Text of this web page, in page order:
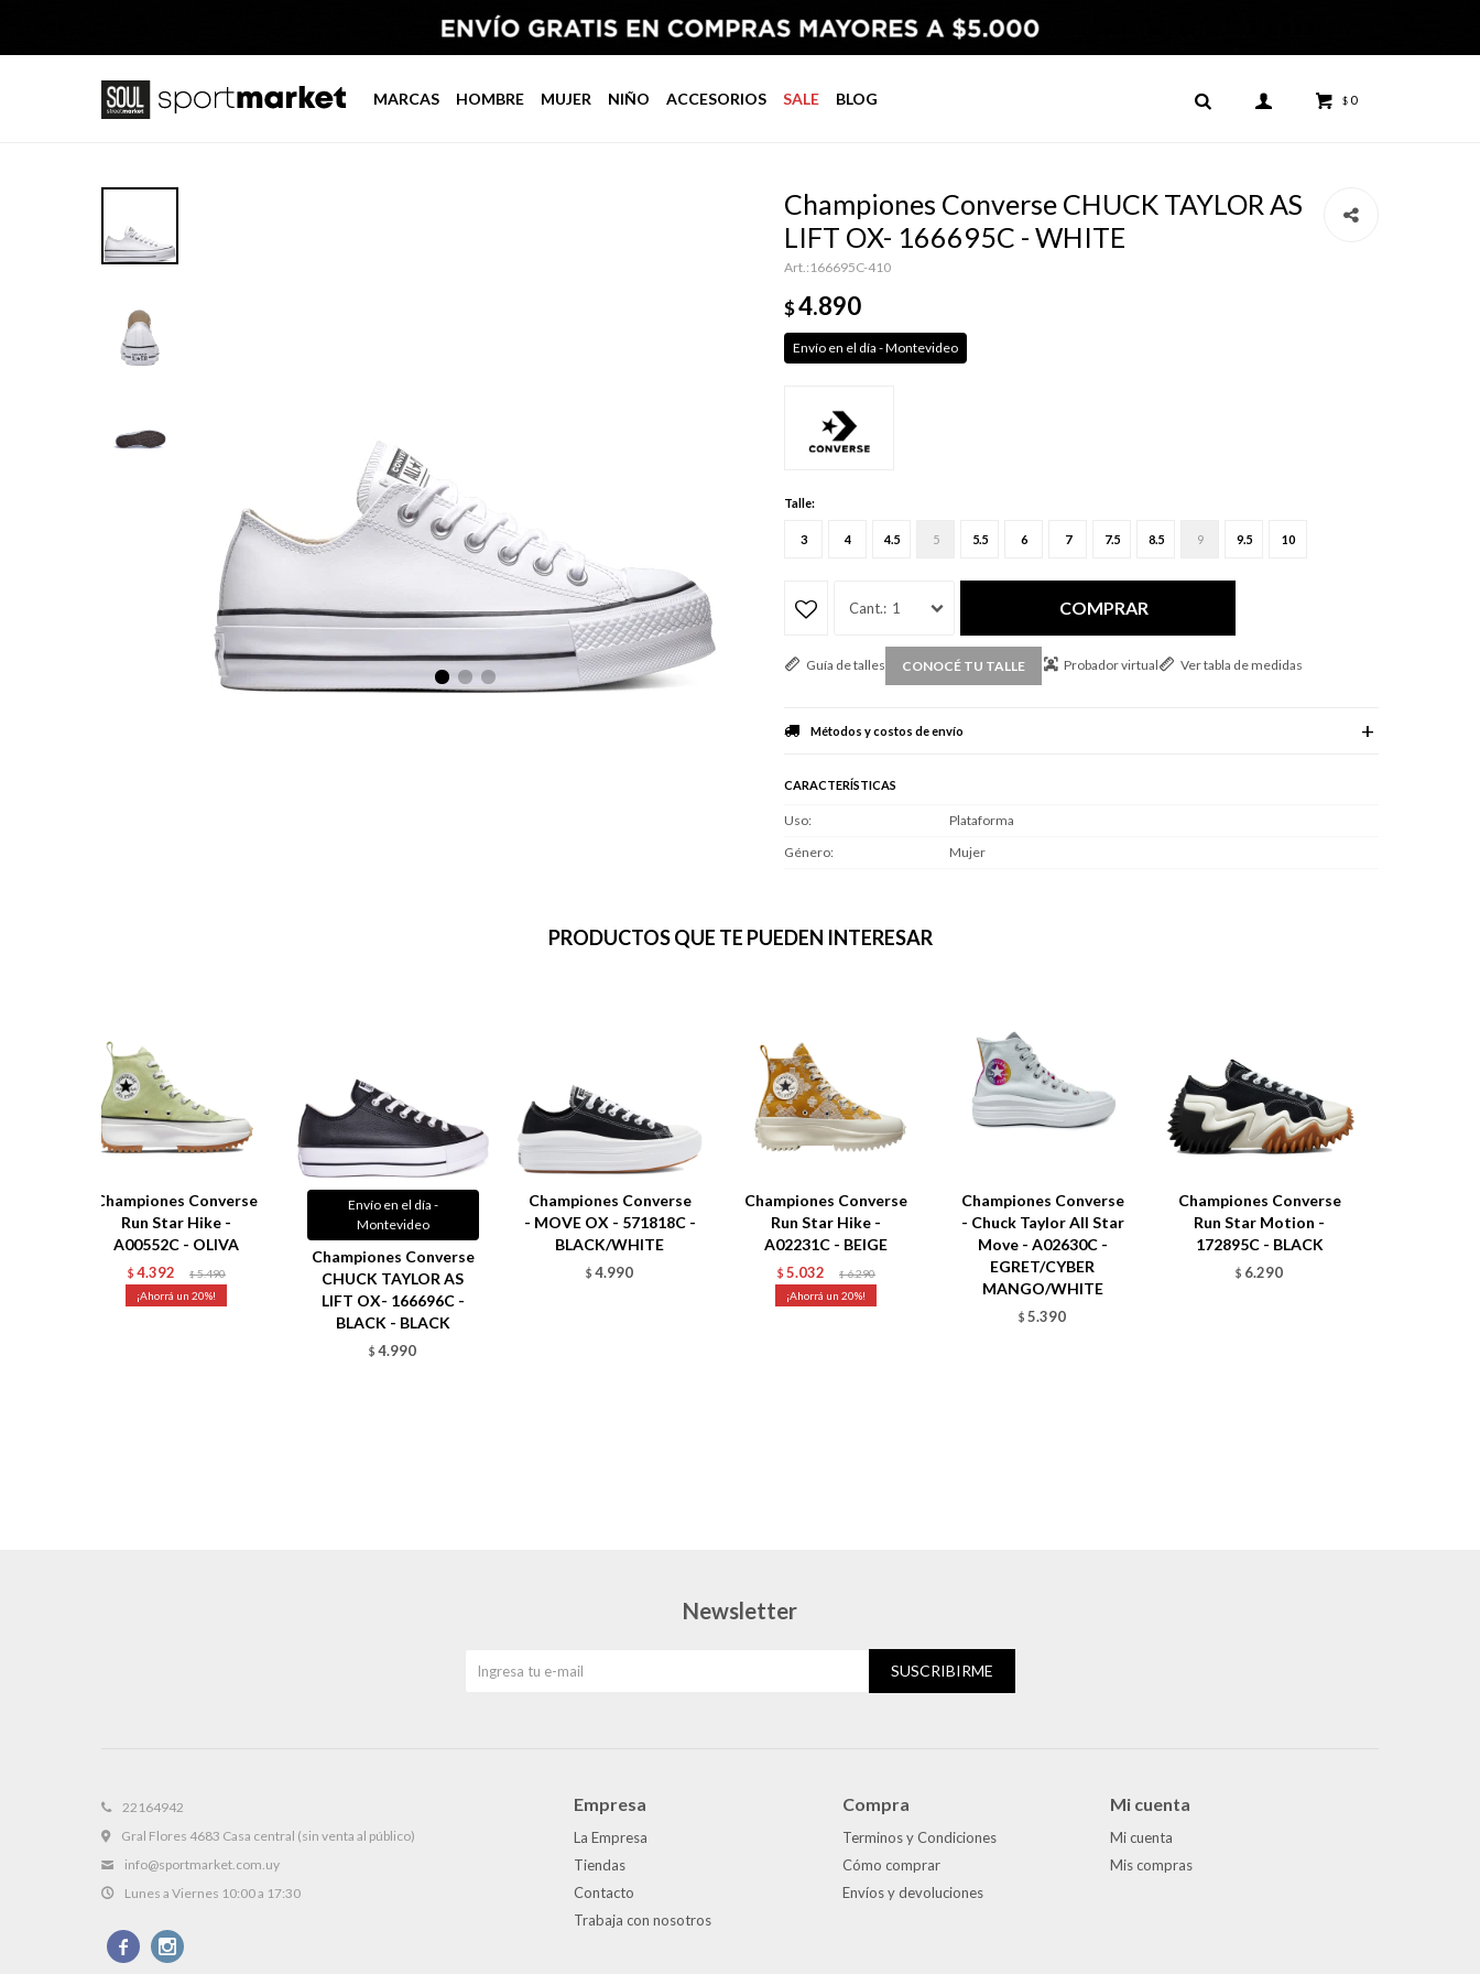
MARCAS HOMBRE MUJER NIÑO ACCESORIOS SALE BLOG $ 0
Championes Converse CHUCK TAYLOR AS
LIFT OX- 166695C - WHITE
166695C-410
$4.890
Envío en el día - Montevideo
Talle:
3 4 4.5 5 5.5 6 7 7.5 8.5 9 9.5 10
1 COMPRAR
Guía de talles CONOCÉ TU TALLE Probador virtual Ver tabla de medidas
Métodos y costos de envío
CARACTERÍSTICAS
Uso
Plataforma
Género
Mujer
PRODUCTOS QUE TE PUEDEN INTERESAR
Championes Converse
Run Star Hike -
A00552C - OLIVA
$ 4.392 $ 5.490
20
Envío en el día -
Montevideo
Championes Converse
CHUCK TAYLOR AS
LIFT OX- 166696C -
BLACK - BLACK
$ 4.990
Championes Converse
- MOVE OX - 571818C -
BLACK/WHITE
$ 4.990
Championes Converse
Run Star Hike -
A02231C - BEIGE
$ 5.032 $ 6.290
20
Championes Converse
- Chuck Taylor All Star
Move - A02630C -
EGRET/CYBER
MANGO/WHITE
$ 5.390
Championes Converse
Run Star Motion -
172895C - BLACK
$ 6.290
22164942
Gral Flores 4683 Casa central (sin venta al público)
info@sportmarket.com.uy
Lunes a Viernes 10:00 a 17:30
 
Empresa
La Empresa
Tiendas
Contacto
Trabaja con nosotros
Compra
Terminos y Condiciones
Cómo comprar
Envíos y devoluciones
Mi cuenta
Mi cuenta
Mis compras
Newsletter
SUSCRIBIRME